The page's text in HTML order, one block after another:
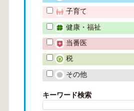
子育て
健康・福祉
当番医
税
その他
キーワード検索